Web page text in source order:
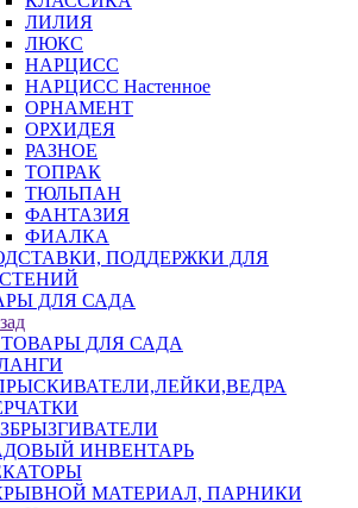
ЛИЛИЯ
ЛЮКС
НАРЦИСС
НАРЦИСС Настенное
ОРНАМЕНТ
ОРХИДЕЯ
РАЗНОЕ
ТОПРАК
ТЮЛЬПАН
ФАНТАЗИЯ
ФИАЛКА
ПОДДЕРЖКИ ДЛЯ
ДЛЯ САДА
ТОВАРЫ ДЛЯ САДА
ИНВЕНТАРЬ
МАТЕРИАЛ, ПАРНИКИ